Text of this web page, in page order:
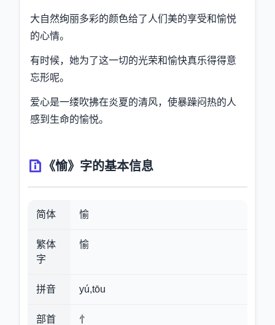
大自然绚丽多彩的颜色给了人们美的享受和愉悦
的心情。
有时候，她为了这一切的光荣和愉快真乐得得意
忘形呢。
爱心是一缕吹拂在炎夏的清风，使暴躁闷热的人
感到生命的愉悦。
《愉》字的基本信息
简体 愉
繁体
字
愉
拼音 yú,tōu
部首 忄